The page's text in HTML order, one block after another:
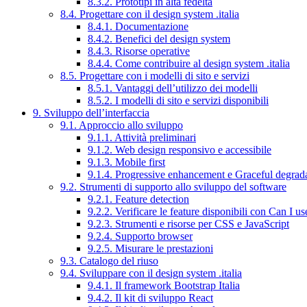
8.4. Progettare con il design system .italia
8.4.1. Documentazione
8.4.2. Benefici del design system
8.4.3. Risorse operative
8.4.4. Come contribuire al design system .italia
8.5. Progettare con i modelli di sito e servizi
8.5.1. Vantaggi dell’utilizzo dei modelli
8.5.2. I modelli di sito e servizi disponibili
9. Sviluppo dell’interfaccia
9.1. Approccio allo sviluppo
9.1.1. Attività preliminari
9.1.2. Web design responsivo e accessibile
9.1.3. Mobile first
9.1.4. Progressive enhancement e Graceful
9.2. Strumenti di supporto allo sviluppo del software
9.2.1. Feature detection
9.2.2. Verificare le feature disponibili con Can I
9.2.3. Strumenti e risorse per CSS e JavaScript
9.2.4. Supporto browser
9.2.5. Misurare le prestazioni
9.3. Catalogo del riuso
9.4. Sviluppare con il design system .italia
9.4.1. Il framework Bootstrap Italia
9.4.2. Il kit di sviluppo React